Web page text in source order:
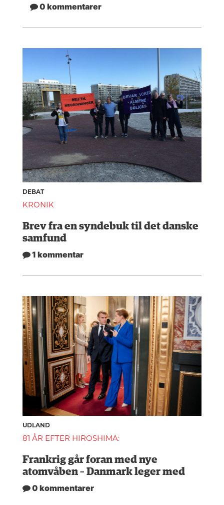
0 kommentarer
DEBAT
KRONIK
Brev fra en syndebuk til det danske
samfund
1 kommentar
UDLAND
81 ÅR EFTER HIROSHIMA:
Frankrig går foran med nye
atomvåben – Danmark leger med
0 kommentarer